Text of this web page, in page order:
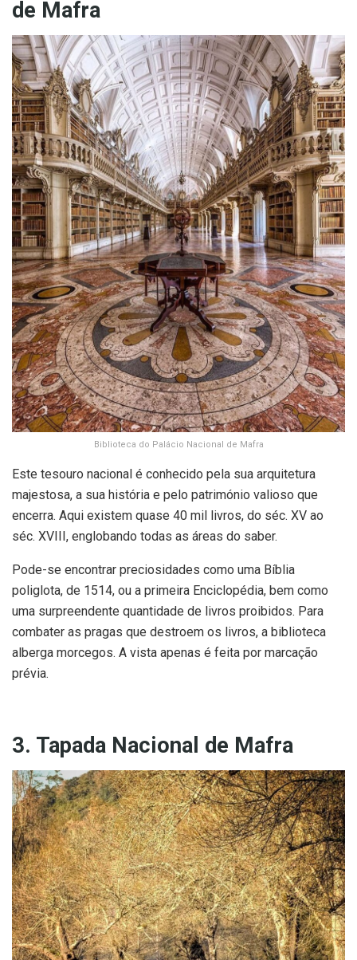
de Mafra
Biblioteca do Palácio Nacional de Mafra
Este tesouro nacional é conhecido pela sua arquitetura
majestosa, a sua história e pelo património valioso que
encerra. Aqui existem quase 40 mil livros, do séc. XV ao
séc. XVIII, englobando todas as áreas do saber.
Pode-se encontrar preciosidades como uma Bíblia
poliglota, de 1514, ou a primeira Enciclopédia, bem como
uma surpreendente quantidade de livros proibidos. Para
combater as pragas que destroem os livros, a biblioteca
alberga morcegos. A vista apenas é feita por marcação
prévia.
3. Tapada Nacional de Mafra